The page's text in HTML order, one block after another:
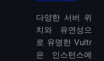
다양한 서버 위
치와 유연성으
로 유명한 Vultr
은 인스턴스에